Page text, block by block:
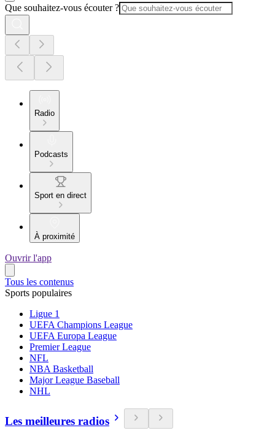
Que souhaitez-vous écouter ?
Radio
Podcasts
Sport en direct
À proximité
Ouvrir l'app
Tous les contenus
Sports populaires
Ligue 1
UEFA Champions League
UEFA Europa League
Premier League
NFL
NBA Basketball
Major League Baseball
NHL
Les meilleures radios